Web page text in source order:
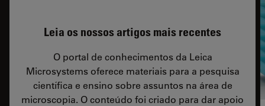
Leia os nossos artigos mais recentes
O portal de conhecimentos da Leica
Microsystems oferece materiais para a pesquisa
científica e ensino sobre assuntos na área de
microscopia. O conteúdo foi criado para dar apoio